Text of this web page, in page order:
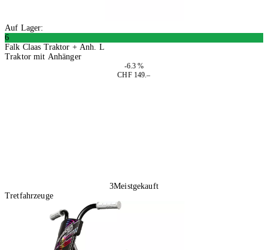
Auf Lager:
6
Falk Claas Traktor + Anh. L
Traktor mit Anhänger
-6.3 %
CHF 149.–
3Meistgekauft
Tretfahrzeuge